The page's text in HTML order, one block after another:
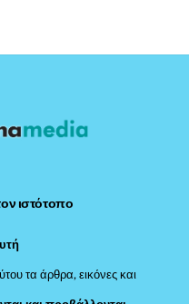
ιστότοπο
τα άρθρα, εικόνες και